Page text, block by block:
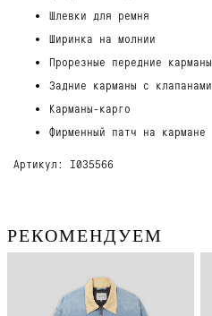
Шлевки для ремня
Ширинка на молнии
Прорезные передние карманы
Задние карманы с клапанами
Карманы-карго
Фирменный патч на кармане
Артикул: I035566
РЕКОМЕНДУЕМ